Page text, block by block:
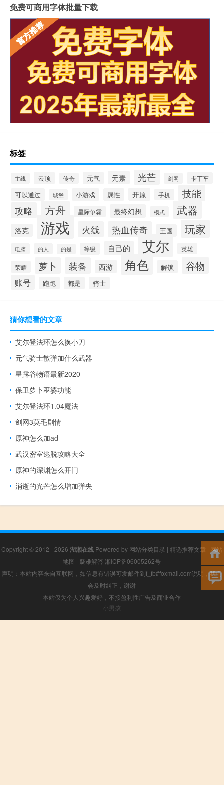
免费可商用字体批量下载
标签
主线 云顶 传奇 元气 元素 光芒 剑网 卡丁车
可以通过 城堡 小游戏 属性 开原 手机 技能
攻略 方舟 星际争霸 最终幻想 模式 武器
洛克 游戏 火线 热血传奇 王国 玩家
电脑 的人 的是 等级 自己的 艾尔 英雄
荣耀 萝卜 装备 西游 角色 解锁 谷物
账号 跑跑 都是 骑士
猜你想看的文章
艾尔登法环怎么换小刀
元气骑士散弹加什么武器
星露谷物语最新2020
保卫萝卜巫婆功能
艾尔登法环1.04魔法
剑网3莫毛剧情
原神怎么加ad
武汉密室逃脱攻略大全
原神的深渊怎么开门
消逝的光芒怎么增加弹夹
Copyright © 2012 - 2026 湖湘在线 Powered by 网站分类目录 | 精选推荐文章 | 网站
地图 | 疑难解答 湘ICP备06005262号
声明：本站内容来自互联网，如信息有错误可发邮件到f_fb#foxmail.com说明，我们
会及时纠正，谢谢
本站仅为个人兴趣爱好，不接盈利性广告及商业合作
小男孩